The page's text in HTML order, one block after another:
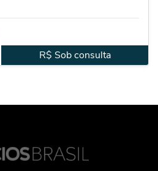
R$ Sob consulta